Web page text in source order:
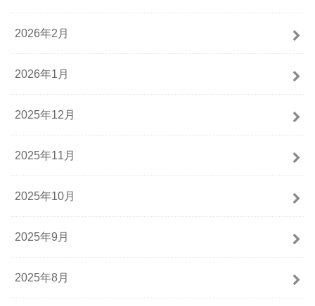
2026年2月
2026年1月
2025年12月
2025年11月
2025年10月
2025年9月
2025年8月